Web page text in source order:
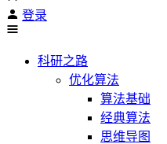
登录
科研之路
优化算法
算法基础
经典算法
思维导图